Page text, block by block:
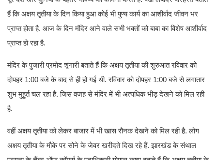
हैं कि अक्षय तृतीया के दिन किया हुआ कोई भी पुण्य कार्य का आशीर्वाद जीवन भर
प्राप्त होता है. आज के दिन मंदिर आने वाले सभी भक्तों को बाबा का विशेष आशीर्वाद
प्राप्त हो रहा है.
मंदिर के पुजारी प्रमोद शृंगारी बताते हैं कि अक्षय तृतीया की शुरुआत रविवार को
दोपहर 1:00 बजे के बाद से ही हो गई थी. रविवार को दोपहर 1:00 बजे से लगातार
शुभ मुहूर्त चल रहा है. जिस वजह से मंदिर में भी अत्यधिक भीड़ देखने को मिल रही
है.
वहीं अक्षय तृतीया को लेकर बाजार में भी खास रौनक देखने को मिल रही है. लोग
अक्षय तृतीया के मौके पर सोने के जेवर खरीदते दिख रहे हैं. झारखंड के संथाल